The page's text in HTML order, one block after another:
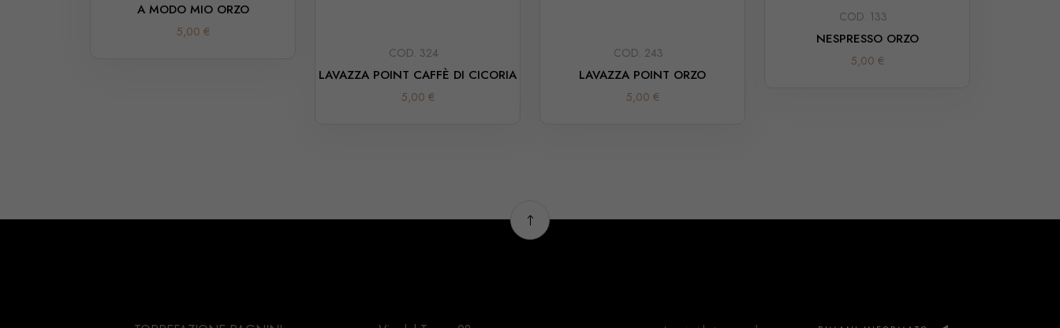
A MODO MIO ORZO
5,00 €
COD. 324
LAVAZZA POINT CAFFÈ DI CICORIA
5,00 €
COD. 243
LAVAZZA POINT ORZO
5,00 €
COD. 133
NESPRESSO ORZO
5,00 €